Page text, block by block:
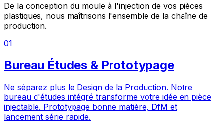
De la conception du moule à l'injection de vos pièces
plastiques, nous maîtrisons l'ensemble de la chaîne de
production.
01
Bureau Études & Prototypage
Ne séparez plus le Design de la Production. Notre
bureau d'études intégré transforme votre idée en pièce
injectable. Prototypage bonne matière, DfM et
lancement série rapide.